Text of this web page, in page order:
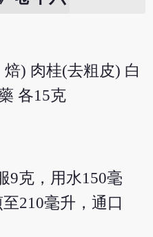
) 肉桂(去粗皮) 白
各15克
9克，用水150毫
210毫升，通口